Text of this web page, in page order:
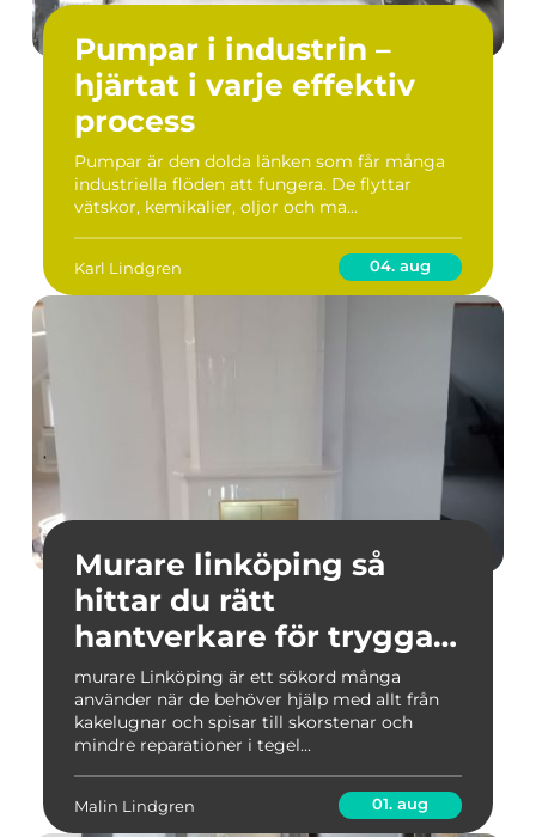
Pumpar i industrin –
hjärtat i varje effektiv
process
Pumpar är den dolda länken som får många
industriella flöden att fungera. De flyttar
vätskor, kemikalier, oljor och ma...
Karl Lindgren 04. aug
Murare linköping så
hittar du rätt
hantverkare för trygga
och vackra
mureriarbeten
murare Linköping är ett sökord många
använder när de behöver hjälp med allt från
kakelugnar och spisar till skorstenar och
mindre reparationer i tegel...
Malin Lindgren 01. aug